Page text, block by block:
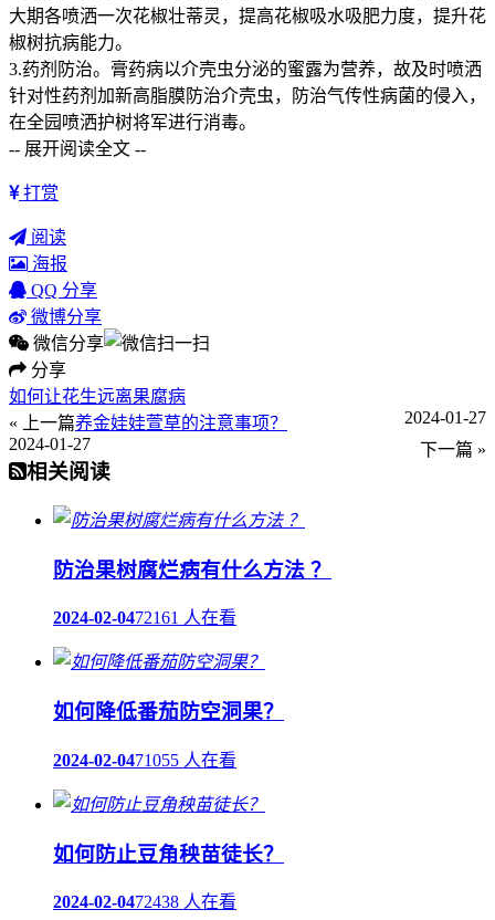
大期各喷洒一次花椒壮蒂灵，提高花椒吸水吸肥力度，提升花
椒树抗病能力。
3.药剂防治。膏药病以介壳虫分泌的蜜露为营养，故及时喷洒
针对性药剂加新高脂膜防治介壳虫，防治气传性病菌的侵入，
在全园喷洒护树将军进行消毒。
-- 展开阅读全文 --
打赏
阅读
海报
QQ 分享
微博分享
微信分享
分享
如何让花生远离果腐病
« 上一篇
2024-01-27
养金娃娃萱草的注意事项？
下一篇 »
2024-01-27
相关阅读
防治果树腐烂病有什么方法 ？
2024-02-0472161 人在看
如何降低番茄防空洞果？
2024-02-0471055 人在看
如何防止豆角秧苗徒长？
2024-02-0472438 人在看